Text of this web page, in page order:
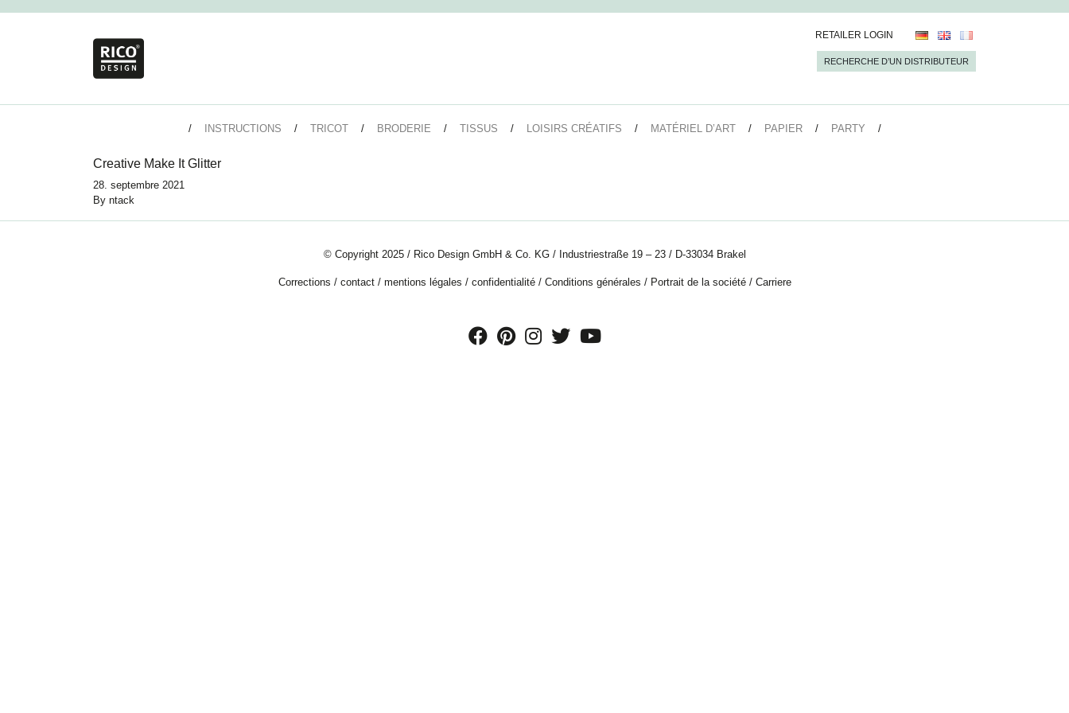
RETAILER LOGIN
RECHERCHE D’UN DISTRIBUTEUR
INSTRUCTIONS TRICOT BRODERIE TISSUS LOISIRS CRÉATIFS MATÉRIEL D’ART PAPIER PARTY
Creative Make It Glitter
28. septembre 2021
By ntack
© Copyright 2025 / Rico Design GmbH & Co. KG / Industriestraße 19 – 23 / D-33034 Brakel
Corrections / contact/ mentions légales / confidentialité/ Conditions générales / Portrait de la société/ Carriere